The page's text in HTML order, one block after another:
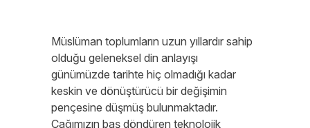
Müslüman toplumların uzun yıllardır sahip
olduğu geleneksel din anlayışı
günümüzde tarihte hiç olmadığı kadar
keskin ve dönüştürücü bir değişimin
pençesine düşmüş bulunmaktadır.
Çağımızın baş döndüren teknolojik